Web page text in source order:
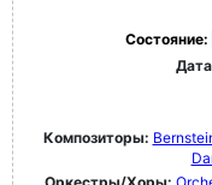
Состояние:
Композиторы: